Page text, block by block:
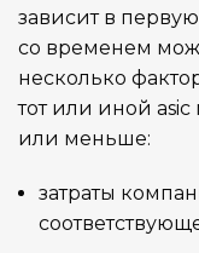
зависит в
со временем
несколько
тот или иной
или меньше:
затраты